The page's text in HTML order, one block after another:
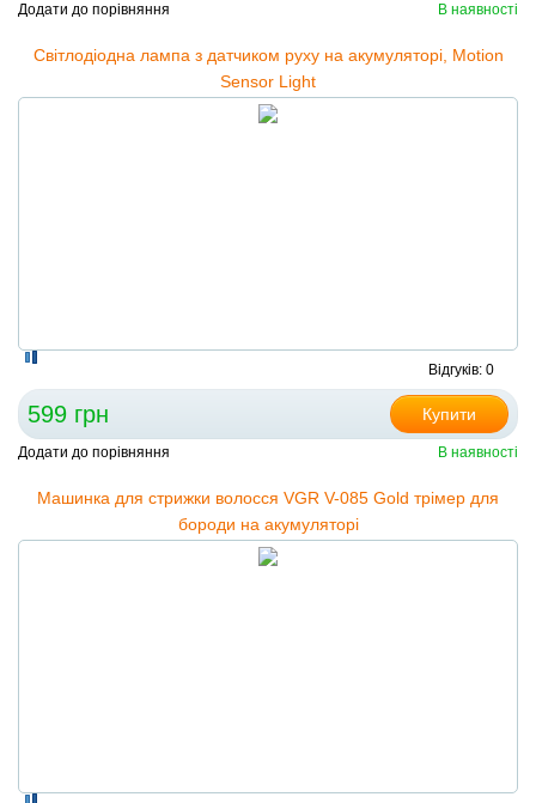
Додати до порівняння В наявності
Світлодіодна лампа з датчиком руху на акумуляторі, Motion
Sensor Light
Відгуків: 0
599 грн Купити
Додати до порівняння В наявності
Машинка для стрижки волосся VGR V-085 Gold трімер для
бороди на акумуляторі